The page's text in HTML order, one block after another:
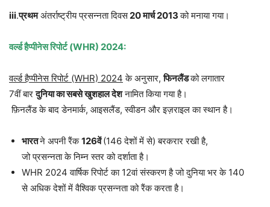
iii.प्रथमअंतर्राष्ट्रीय प्रसन्नता दिवस20मार्च2013को मनाया गया।
वर्ल्डहैप्पीनेसरिपोर्ट(WHR) 2024:
वर्ल्ड हैप्पीनेस रिपोर्ट (WHR) 2024 के अनुसार,फिनलैंडको लगातार
7वीं बारदुनियाकासबसेखुशहालदेशनामित किया गया है।
फ़िनलैंड के बाद डेनमार्क, आइसलैंड, स्वीडन और इज़राइल का स्थान है।
भारतने अपनी रैंक126वें (146 देशों में से) बरकरार रखी है,
जो प्रसन्नता के निम्न स्तर को दर्शाता है।
WHR 2024 वार्षिक रिपोर्ट का 12वां संस्करण है जो दुनिया भर के 140
से अधिक देशों में वैश्विक प्रसन्नता को रैंक करता है।